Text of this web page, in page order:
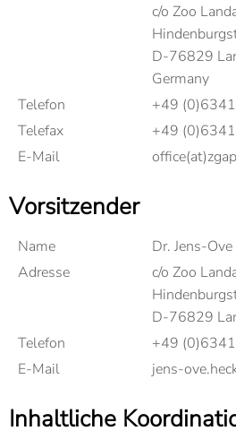
c/o Zoo
D-76829
Germany
Telefon
+49
Telefax
+49
E-Mail
Vorsitzender
Name
Dr. Jens-
Adresse
c/o Zoo
D-76829
Telefon
+49
E-Mail
jens-
Inhaltliche